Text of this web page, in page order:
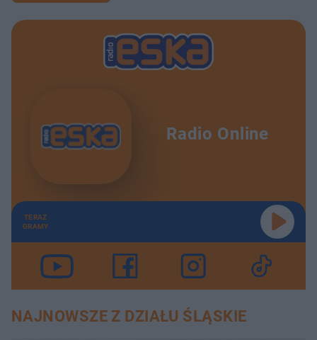
Radio Online
TERAZ
GRAMY
NAJNOWSZE Z DZIAŁU ŚLĄSKIE